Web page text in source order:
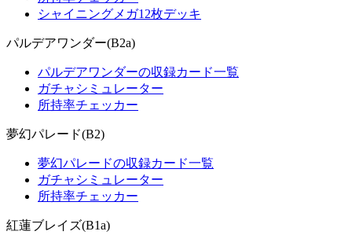
シャイニングメガ12枚デッキ
パルデアワンダー(B2a)
パルデアワンダーの収録カード一覧
ガチャシミュレーター
所持率チェッカー
夢幻パレード(B2)
夢幻パレードの収録カード一覧
ガチャシミュレーター
所持率チェッカー
紅蓮ブレイズ(B1a)